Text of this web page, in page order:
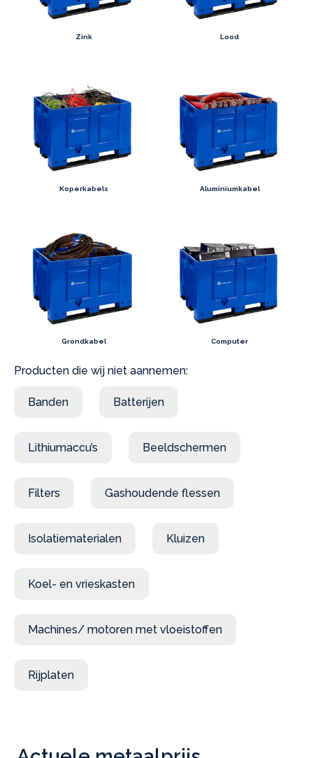
Zink Lood
Koperkabels Aluminiumkabel
Grondkabel Computer
Producten die wij niet aannemen:
Banden Batterijen
Lithiumaccu’s Beeldschermen
Filters Gashoudende flessen
Isolatiematerialen Kluizen
Koel- en vrieskasten
Machines/ motoren met vloeistoffen
Rijplaten